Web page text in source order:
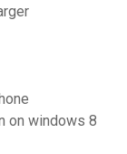
on windows 8